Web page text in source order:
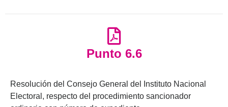
Punto 6.6
Resolución del Consejo General del Instituto Nacional
Electoral, respecto del procedimiento sancionador